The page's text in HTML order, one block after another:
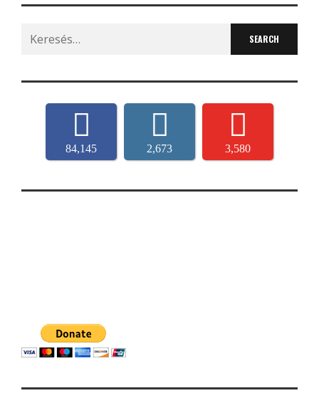
Search
for:
84,145 2,673 3,580